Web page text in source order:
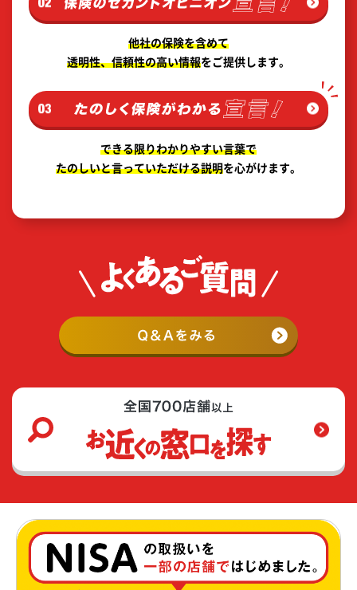
他社の保険を含めて
透明性、信頼性の高い情報をご提供します。
できる限りわかりやすい言葉で
たのしいと言っていただける説明を心がけます。